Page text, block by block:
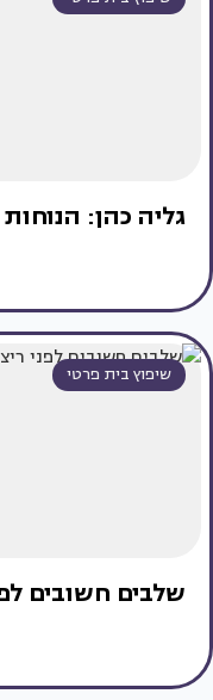
גליה כהן:
שיפוץ בית פרטי
שלבים חשובים